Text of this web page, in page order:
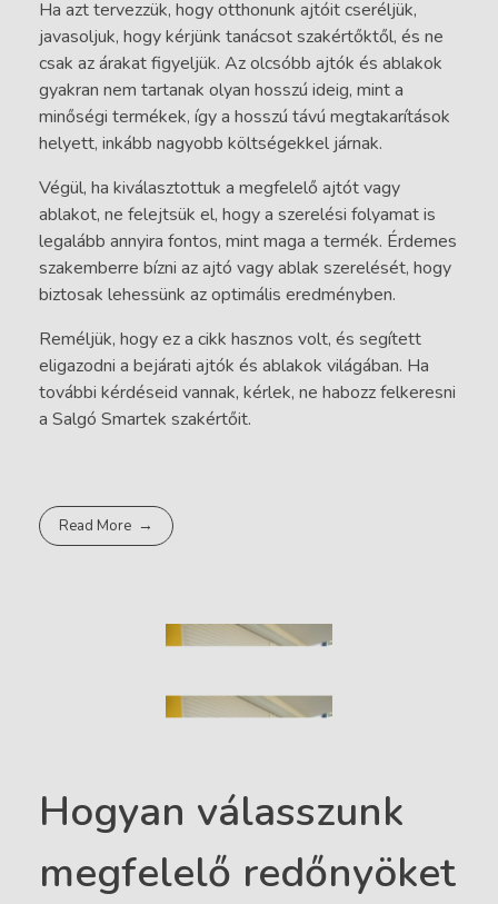
Ha azt tervezzük, hogy otthonunk ajtóit cseréljük,
javasoljuk, hogy kérjünk tanácsot szakértőktől, és ne
csak az árakat figyeljük. Az olcsóbb ajtók és ablakok
gyakran nem tartanak olyan hosszú ideig, mint a
minőségi termékek, így a hosszú távú megtakarítások
helyett, inkább nagyobb költségekkel járnak.
Végül, ha kiválasztottuk a megfelelő ajtót vagy
ablakot, ne felejtsük el, hogy a szerelési folyamat is
legalább annyira fontos, mint maga a termék. Érdemes
szakemberre bízni az ajtó vagy ablak szerelését, hogy
biztosak lehessünk az optimális eredményben.
Reméljük, hogy ez a cikk hasznos volt, és segített
eligazodni a bejárati ajtók és ablakok világában. Ha
további kérdéseid vannak, kérlek, ne habozz felkeresni
a Salgó Smartek szakértőit.
Read More
Hogyan válasszunk
megfelelő redőnyöket